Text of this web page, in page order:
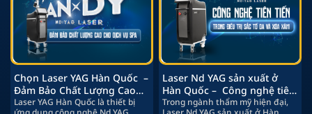
Chọn Laser YAG Hàn Quốc –
Đảm Bảo Chất Lượng Cao
Cho Dịch Vụ Spa
Laser YAG Hàn Quốc là thiết bị
Laser Nd YAG sản xuất ở
Hàn Quốc – Công nghệ tiên
tiến trong điều trị sắc tố da
Trong ngành thẩm mỹ hiện đại,